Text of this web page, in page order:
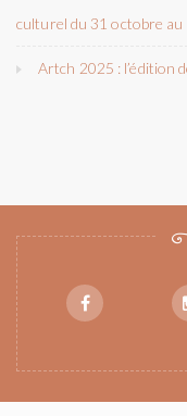
culturel du 31 octobre
Artch 2025 : l’édition